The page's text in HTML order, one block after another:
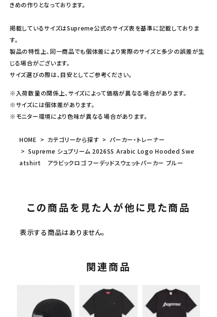
きめの作りとなっております。
掲載しているサイズはSupreme公式のサイズ表を基準に記載しておりま
す。
製品の特性上、同一商品でも個体差により実際のサイズと多少の誤差が生
じる場合がございます。
サイズ選びの際は、目安としてご参考ください。
※入荷数量の関係上、サイズによって価格が異なる場合があります。
※サイズには個体差があります。
※モニター環境により色味が異なる場合があります。
HOME カテゴリーから探す
パーカー・トレーナー
Supreme シュプリーム 2026SS Arabic Logo Hooded Swe
atshirt アラビックロゴ フーデッドスウェットパーカー ブルー
この商品を見た人が他に見た商品
表示する商品はありません。
関連商品